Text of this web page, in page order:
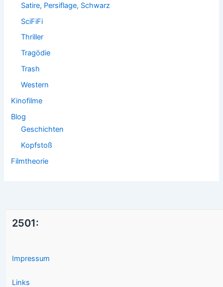
Satire, Persiflage, Schwarz
SciFiFi
Thriller
Tragödie
Trash
Western
Kinofilme
Blog
Geschichten
Kopfstoß
Filmtheorie
2501:
Impressum
Links